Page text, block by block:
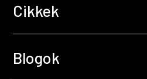
Cikkek
Blogok